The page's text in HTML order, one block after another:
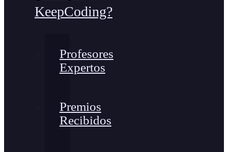
KeepCoding?
Profesores
Expertos
Premios
Recibidos